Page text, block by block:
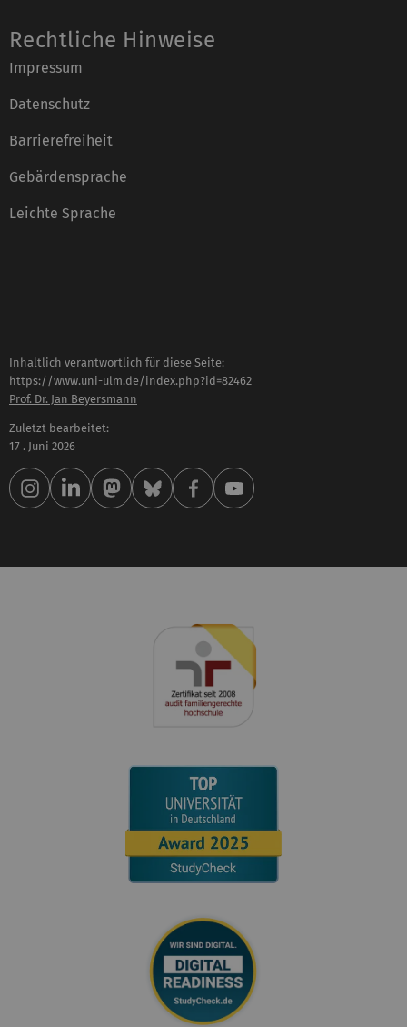
Rechtliche Hinweise
Impressum
Datenschutz
Barrierefreiheit
Gebärdensprache
Leichte Sprache
Inhaltlich verantwortlich für diese Seite:
https://www.uni-ulm.de/index.php?id=82462
Prof. Dr. Jan Beyersmann
Zuletzt bearbeitet:
17 . Juni 2026